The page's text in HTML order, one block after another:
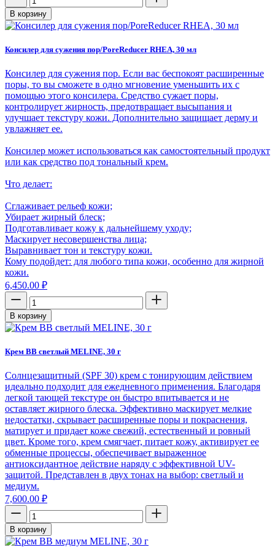
В корзину
Консилер для сужения пор/PoreReducer RHEA, 30 мл
Консилер для сужения пор. Если вас беспокоят расширенные
поры, то вы сможете в одно мгновение уменьшить их с
помощью этого консилера. Средство сужает поры,
контролирует жирность, предотвращает высыпания и
улучшает текстуру кожи. Дополнительно защищает дерму и
увлажняет ее.
Консилер может использоваться как самостоятельный продукт
или как средство под тональный крем.
Что делает:
Сглаживает рельеф кожи;
Убирает жирный блеск;
Подготавливает кожу к дальнейшему уходу;
Маскирует несовершенства лица;
Выравнивает тон и текстуру кожи.
Кому подойдет: для любого типа кожи, особенно для жирной
кожи.
6,450.00 ₽
В корзину
Крем BB светлый МELINE, 30 г
Солнцезащитный (SPF 30) крем с тонирующим действием
идеально подходит для ежедневного применения. Благодаря
легкой тающей текстуре он быстро впитывается и не
оставляет жирного блеска. Эффективно маскирует мелкие
недостатки, скрывает расширенные поры и покраснения,
матирует и придает коже свежий, естественный и ровный
цвет. Кроме того, крем смягчает, питает кожу, активирует ее
обменные процессы, обеспечивает выраженное
антиоксидантное действие наряду с эффективной UV-
защитой. Представлен в двух тонах на выбор: светлый и
медиум.
7,600.00 ₽
В корзину